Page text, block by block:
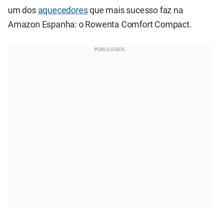
um dos aquecedoresque mais sucesso faz na
Amazon Espanha: o Rowenta Comfort Compact.